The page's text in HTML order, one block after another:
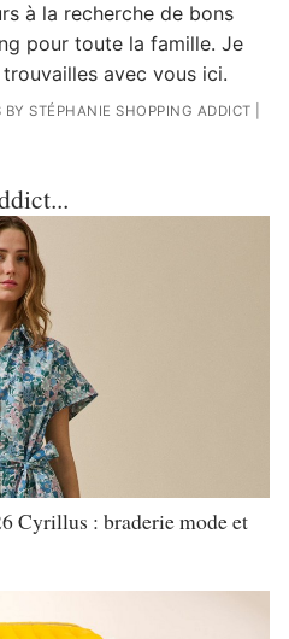
à la recherche de bons
pour toute la famille. Je
avec vous ici.
BY STÉPHANIE SHOPPING ADDICT
Cyrillus : braderie mode et